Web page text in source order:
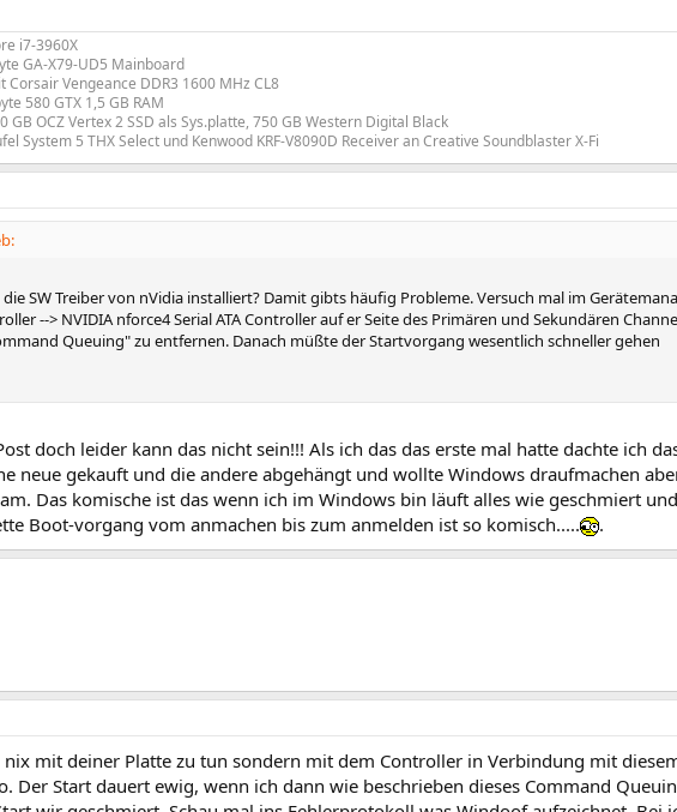
i7-3960X
GA-X79-UD5 Mainboard
Corsair Vengeance DDR3 1600 MHz CL8
580 GTX 1,5 GB RAM
GB OCZ Vertex 2 SSD als Sys.platte, 750 GB Western Digital Black
System 5 THX Select und Kenwood KRF-V8090D Receiver an Creative Soundblaster X-Fi
SW Treiber von nVidia installiert? Damit gibts häufig Probleme. Versuch mal im
--> NVIDIA nforce4 Serial ATA Controller auf er Seite des Primären und Sekundären
Queuing" zu entfernen. Danach müßte der Startvorgang wesentlich schneller gehen
doch leider kann das nicht sein!!! Als ich das das erste mal hatte dachte ich
neue gekauft und die andere abgehängt und wollte Windows draufmachen
Das komische ist das wenn ich im Windows bin läuft alles wie geschmiert
Boot-vorgang vom anmachen bis zum anmelden ist so komisch.....
.
nix mit deiner Platte zu tun sondern mit dem Controller in Verbindung mit
Der Start dauert ewig, wenn ich dann wie beschrieben dieses Command